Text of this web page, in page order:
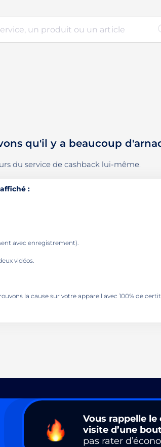
qu'il y a beaucoup
du service de cashback lui-même.
:
avec enregistrement).
vidéos.
la cause sur votre appareil avec 100% de
Vous rappelle
visite d’une
pas rater